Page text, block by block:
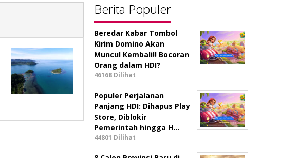
Berita Populer
Beredar Kabar Tombol
Kirim Domino Akan
Muncul Kembali!! Bocoran
Orang dalam HDI?
46168 Dilihat
Populer Perjalanan
Panjang HDI: Dihapus Play
Store, Diblokir
Pemerintah hingga H…
44801 Dilihat